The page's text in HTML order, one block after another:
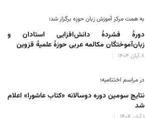
به همت مرکز آموزش زبان حوزه‌ برگزار شد؛
دورهٔ فشردهٔ دانش‌افزایی استادان و
زبان‌آموختگان مکالمه عربی حوزهٔ علمیهٔ قزوین
۸ آبان ۱۴۰۴
در مراسم اختتامیه؛
نتایج سومین دوره‌ دوسالانه‌ «کتاب عاشورا» اعلام
شد